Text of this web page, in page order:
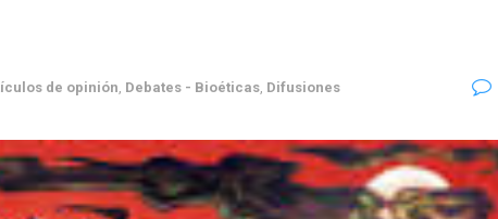
de opinión Debates - Bioéticas Difusiones